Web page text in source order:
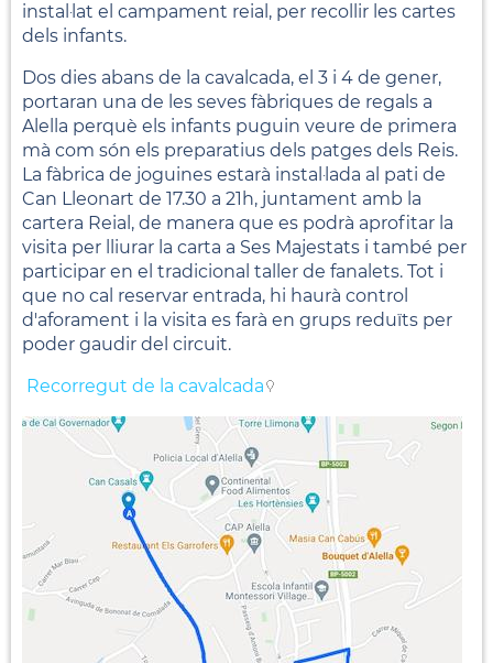
instal·lat el campament reial, per recollir les cartes
dels infants.
Dos dies abans de la cavalcada, el 3 i 4 de gener,
portaran una de les seves fàbriques de regals a
Alella perquè els infants puguin veure de primera
mà com són els preparatius dels patges dels Reis.
La fàbrica de joguines estarà instal·lada al pati de
Can Lleonart de 17.30 a 21h, juntament amb la
cartera Reial, de manera que es podrà aprofitar la
visita per lliurar la carta a Ses Majestats i també per
participar en el tradicional taller de fanalets. Tot i
que no cal reservar entrada, hi haurà control
d'aforament i la visita es farà en grups reduïts per
poder gaudir del circuit.
Recorregut de la cavalcada